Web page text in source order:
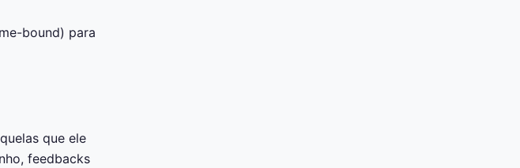
bound) para
que ele
feedbacks